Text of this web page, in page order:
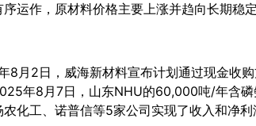
运作，原材料价格主要上涨并趋向长期稳
8月2日，威海新材料宣布计划通过现金收
年8月7日，山东NHU的60,000吨/年含
化工、诺普信等5家公司实现了收入和净